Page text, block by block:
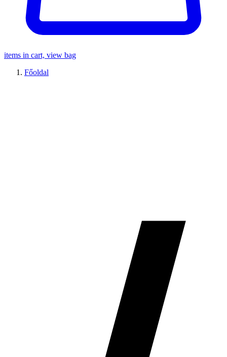
items in cart, view bag
Főoldal